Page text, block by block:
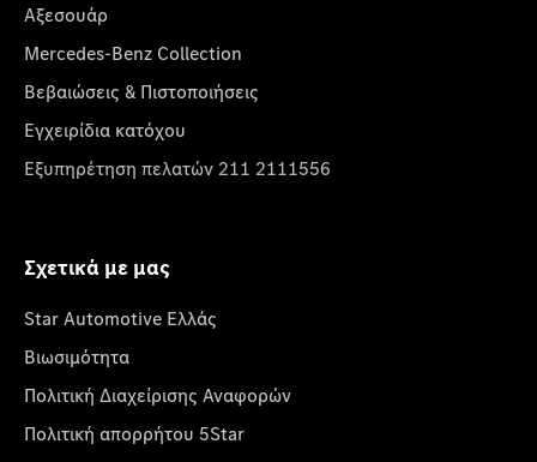
Αξεσουάρ
Mercedes-Benz Collection
Βεβαιώσεις & Πιστοποιήσεις
Εγχειρίδια κατόχου
Εξυπηρέτηση πελατών 211 2111556
Σχετικά με μας
Star Automotive Ελλάς
Βιωσιμότητα
Πολιτική Διαχείρισης Αναφορών
Πολιτική απορρήτου 5Star